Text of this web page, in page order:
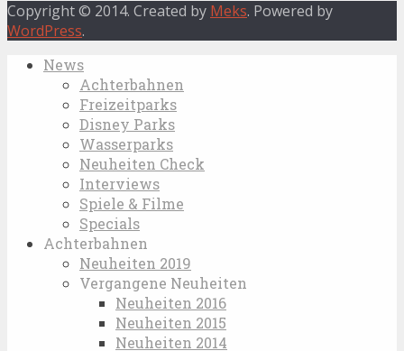
Copyright © 2014. Created by Meks. Powered by
WordPress.
News
Achterbahnen
Freizeitparks
Disney Parks
Wasserparks
Neuheiten Check
Interviews
Spiele & Filme
Specials
Achterbahnen
Neuheiten 2019
Vergangene Neuheiten
Neuheiten 2016
Neuheiten 2015
Neuheiten 2014